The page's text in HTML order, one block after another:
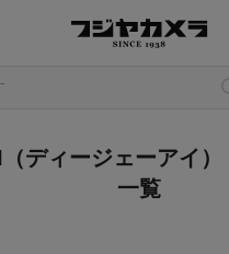
探す
ディージェーアイ）
一覧